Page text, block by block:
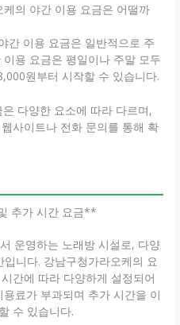
의 야간 이용 요금은 어떨까
이용 요금은 일반적으로 주
용 요금은 평일이나 주말 모두
원부터 시작할 수 있습니다.
다양한 요소에 따라 다르며,
사이트나 전화 문의를 통해 확
추가 시간 요금**
운영하는 노래방 시설로, 다양
니다. 강남구청가라오케의 요
간에 따라 다양하게 설정되어
료가 부과되며 추가 시간을 이
수 있습니다.